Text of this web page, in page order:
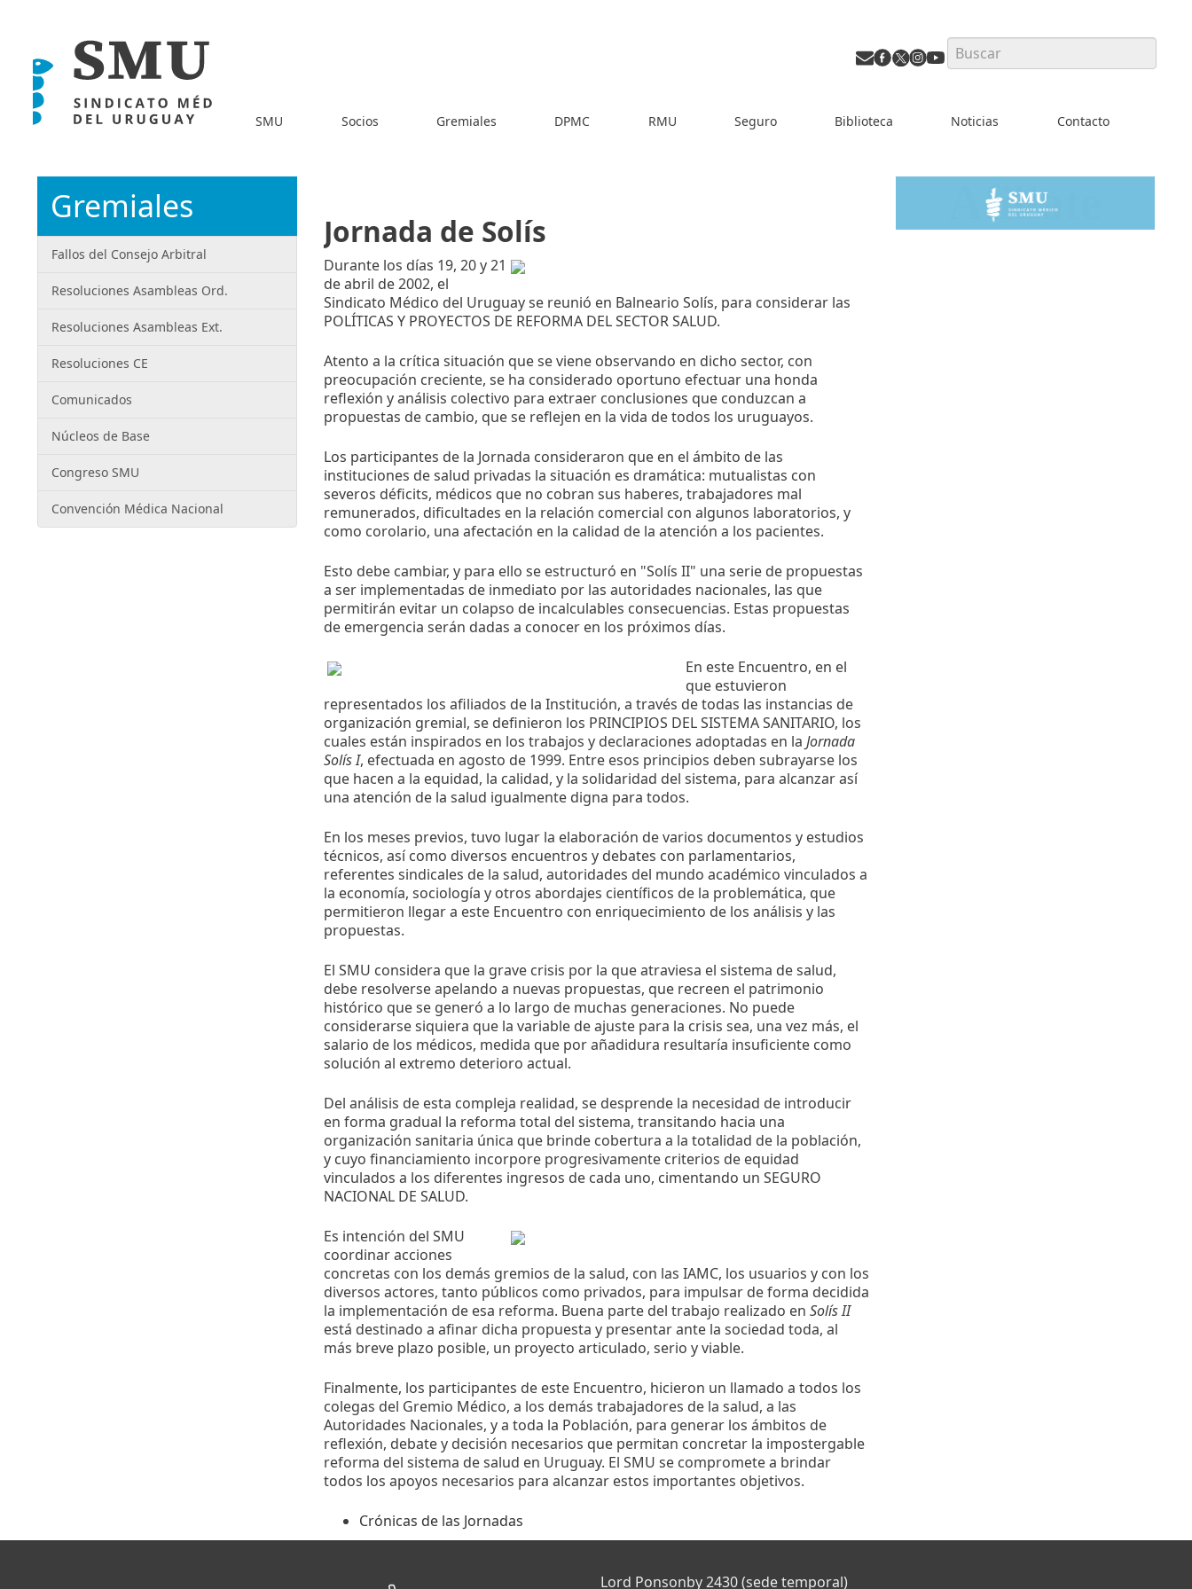
Search
SMU Socios Gremiales DPMC RMU Seguro Biblioteca Noticias Contacto
Jornada de Solís
Durante los días 19, 20 y 21
de abril de 2002, el
Sindicato Médico del Uruguay se reunió en Balneario Solís, para considerar las
POLÍTICAS Y PROYECTOS DE REFORMA DEL SECTOR SALUD.
Atento a la crítica situación que se viene observando en dicho sector, con
preocupación creciente, se ha considerado oportuno efectuar una honda
reflexión y análisis colectivo para extraer conclusiones que conduzcan a
propuestas de cambio, que se reflejen en la vida de todos los uruguayos.
Los participantes de la Jornada consideraron que en el ámbito de las
instituciones de salud privadas la situación es dramática: mutualistas con
severos déficits, médicos que no cobran sus haberes, trabajadores mal
remunerados, dificultades en la relación comercial con algunos laboratorios, y
como corolario, una afectación en la calidad de la atención a los pacientes.
Esto debe cambiar, y para ello se estructuró en "Solís II" una serie de propuestas
a ser implementadas de inmediato por las autoridades nacionales, las que
permitirán evitar un colapso de incalculables consecuencias. Estas propuestas
de emergencia serán dadas a conocer en los próximos días.
En este Encuentro, en el
que estuvieron
representados los afiliados de la Institución, a través de todas las instancias de
organización gremial, se definieron los PRINCIPIOS DEL SISTEMA SANITARIO, los
cuales están inspirados en los trabajos y declaraciones adoptadas en la Jornada
Solís I, efectuada en agosto de 1999. Entre esos principios deben subrayarse los
que hacen a la equidad, la calidad, y la solidaridad del sistema, para alcanzar así
una atención de la salud igualmente digna para todos.
En los meses previos, tuvo lugar la elaboración de varios documentos y estudios
técnicos, así como diversos encuentros y debates con parlamentarios,
referentes sindicales de la salud, autoridades del mundo académico vinculados a
la economía, sociología y otros abordajes científicos de la problemática, que
permitieron llegar a este Encuentro con enriquecimiento de los análisis y las
propuestas.
El SMU considera que la grave crisis por la que atraviesa el sistema de salud,
debe resolverse apelando a nuevas propuestas, que recreen el patrimonio
histórico que se generó a lo largo de muchas generaciones. No puede
considerarse siquiera que la variable de ajuste para la crisis sea, una vez más, el
salario de los médicos, medida que por añadidura resultaría insuficiente como
solución al extremo deterioro actual.
Del análisis de esta compleja realidad, se desprende la necesidad de introducir
en forma gradual la reforma total del sistema, transitando hacia una
organización sanitaria única que brinde cobertura a la totalidad de la población,
y cuyo financiamiento incorpore progresivamente criterios de equidad
vinculados a los diferentes ingresos de cada uno, cimentando un SEGURO
NACIONAL DE SALUD.
Es intención del SMU
coordinar acciones
concretas con los demás gremios de la salud, con las IAMC, los usuarios y con los
diversos actores, tanto públicos como privados, para impulsar de forma decidida
la implementación de esa reforma. Buena parte del trabajo realizado en Solís II
está destinado a afinar dicha propuesta y presentar ante la sociedad toda, al
más breve plazo posible, un proyecto articulado, serio y viable.
Finalmente, los participantes de este Encuentro, hicieron un llamado a todos los
colegas del Gremio Médico, a los demás trabajadores de la salud, a las
Autoridades Nacionales, y a toda la Población, para generar los ámbitos de
reflexión, debate y decisión necesarios que permitan concretar la impostergable
reforma del sistema de salud en Uruguay. El SMU se compromete a brindar
todos los apoyos necesarios para alcanzar estos importantes objetivos.
Crónicas de las Jornadas
Gremiales
Fallos del Consejo Arbitral
Resoluciones Asambleas Ord.
Resoluciones Asambleas Ext.
Resoluciones CE
Comunicados
Núcleos de Base
Congreso SMU
Convención Médica Nacional
Lord Ponsonby 2430 (sede temporal)